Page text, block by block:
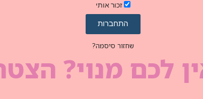
זכור אותי
התחברות
שחזור סיסמה?
לכם מנוי?